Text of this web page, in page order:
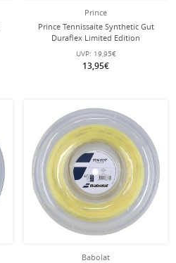
Prince
Prince Tennissaite Synthetic Gut
Duraflex Limited Edition
(Allround+Haltbarkeit) bunt 12m Set
UVP: 19,95€
13,95€
Babolat